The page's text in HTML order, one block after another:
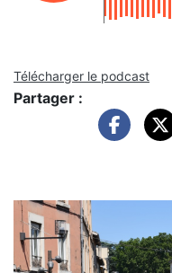
Télécharger le podcast
Partager :